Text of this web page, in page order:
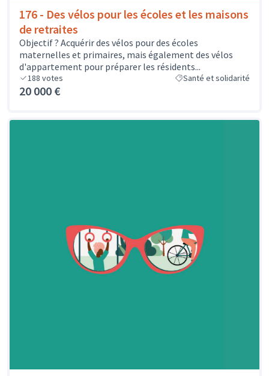
176 - Des vélos pour les écoles et les maisons
de retraites
Objectif ? Acquérir des vélos pour des écoles
maternelles et primaires, mais également des vélos
d'appartement pour préparer les résidents...
188 votes Santé et solidarité
20 000 €